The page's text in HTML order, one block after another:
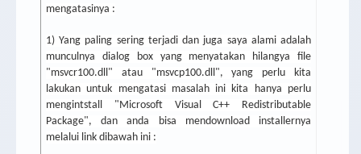
mengatasinya :
1) Yang paling sering terjadi dan juga saya alami adalah
munculnya dialog box yang menyatakan hilangya file
"msvcr100.dll" atau "msvcp100.dll", yang perlu kita
lakukan untuk mengatasi masalah ini kita hanya perlu
mengintstall "Microsoft Visual C++ Redistributable
Package", dan anda bisa mendownload installernya
melalui link dibawah ini :